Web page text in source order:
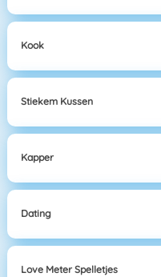
Kook
Stiekem Kussen
Kapper
Dating
Love Meter Spelletjes